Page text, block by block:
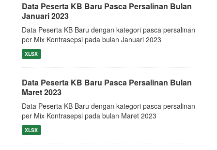
Data Peserta KB Baru Pasca Persalinan Bulan
Januari 2023
Data Peserta KB Baru dengan kategori pasca persalinan
per Mix Kontrasepsi pada bulan Januari 2023
XLSX
Data Peserta KB Baru Pasca Persalinan Bulan
Maret 2023
Data Peserta KB Baru dengan kategori pasca persalinan
per Mix Kontrasepsi pada bulan Maret 2023
XLSX